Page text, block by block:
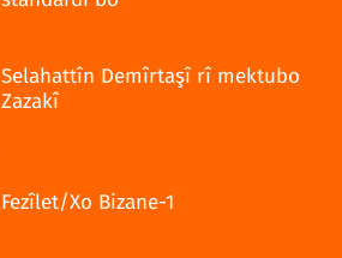
Selahattîn Demîrtaşî rî mektubo
Zazakî
Fezîlet/Xo Bizane-1